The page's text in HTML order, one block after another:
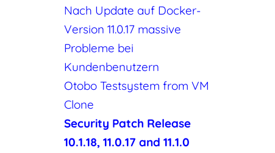
Nach Update auf Docker-
Version 11.0.17 massive
Probleme bei
Kundenbenutzern
Otobo Testsystem from VM
Clone
Security Patch Release
10.1.18, 11.0.17 and 11.1.0